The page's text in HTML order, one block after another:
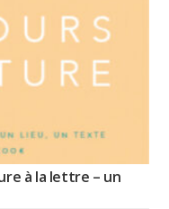
à la lettre – un